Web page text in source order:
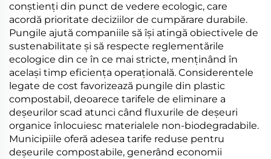
conștienți din punct de vedere ecologic, care
acordă prioritate deciziilor de cumpărare durabile.
Pungile ajută companiile să își atingă obiectivele de
sustenabilitate și să respecte reglementările
ecologice din ce în ce mai stricte, menținând în
același timp eficiența operațională. Considerentele
legate de cost favorizează pungile din plastic
compostabil, deoarece tarifele de eliminare a
deșeurilor scad atunci când fluxurile de deșeuri
organice înlocuiesc materialele non-biodegradabile.
Municipiile oferă adesea tarife reduse pentru
deșeurile compostabile, generând economii